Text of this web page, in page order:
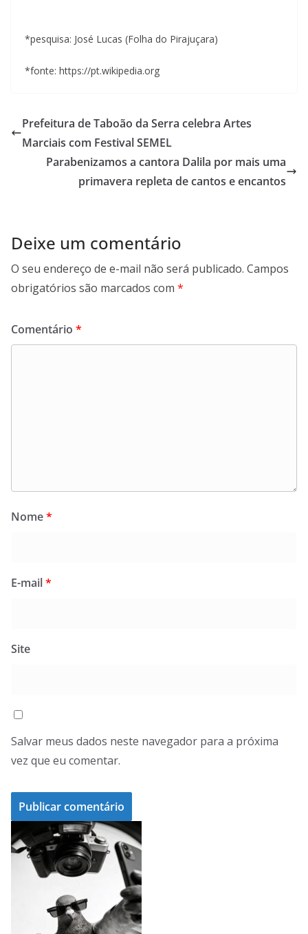
*pesquisa: José Lucas (Folha do Pirajuçara)
*fonte: https://pt.wikipedia.org
Prefeitura de Taboão da Serra celebra Artes
Marciais com Festival SEMEL
Parabenizamos a cantora Dalila por mais uma
primavera repleta de cantos e encantos
Deixe um comentário
O seu endereço de e-mail não será publicado. Campos
obrigatórios são marcados com *
Comentário *
Nome*
E-mail*
Site
Salvar meus dados neste navegador para a próxima
vez que eu comentar.